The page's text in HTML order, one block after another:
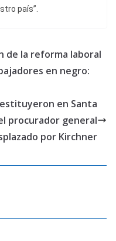
país”.
de la reforma laboral
en negro:
en Santa
procurador general
por Kirchner